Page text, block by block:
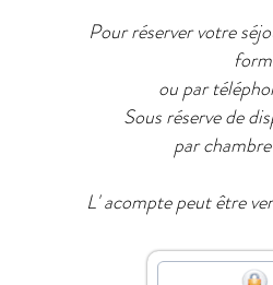
Pour réserver votre
ou par
Sous réserve de
par
L' acompte peut être